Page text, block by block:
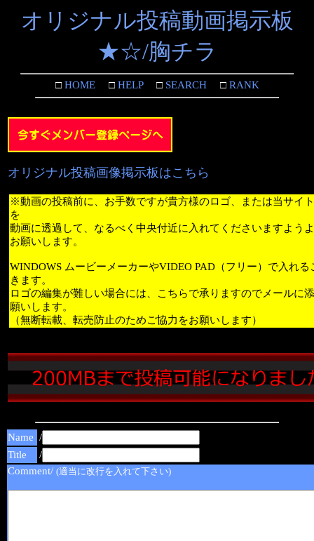
オリジナル投稿動画掲示板
★☆/胸チラ
□HOME□HELP□SEARCH□RANK
オリジナル投稿画像掲示板はこちら
※動画の投稿前に、お手数ですが貴方様のロゴ、または当サイ
を
動画に透過して、なるべく中央付近に入れてくださいますよう
お願いします。
WINDOWS ムービーメーカーやVIDEO PAD（フリー）で入れる
きます。
ロゴの編集が難しい場合には、こちらで承りますのでメールに
願いします。
（無断転載、転売防止のためご協力をお願いします）
Name /
Title
/
Comment/ (適当に改行を入れて下さい)